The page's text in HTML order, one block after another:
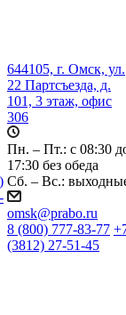
644105, г. Омск, ул.
22 Партсъезда, д.
101, 3 этаж, офис
306
Пн. – Пт.: с 08:30
17:30 без обеда
Сб. – Вс.:
omsk@prabo.ru
8 (800) 777-83-77
(3812) 27-51-45